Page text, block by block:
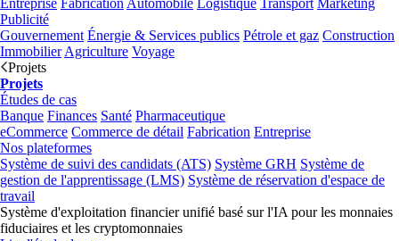
Entreprise Fabrication Automobile Logistique Transport Marketing
Publicité
Gouvernement Énergie & Services publics Pétrole et gaz Construction
Immobilier Agriculture Voyage
Projets
Projets
Études de cas
Banque Finances Santé Pharmaceutique
eCommerce Commerce de détail Fabrication Entreprise
Nos plateformes
Système de suivi des candidats (ATS) Système GRH Système de
gestion de l'apprentissage (LMS) Système de réservation d'espace de
travail
Système d'exploitation financier unifié basé sur l'IA pour les monnaies
fiduciaires et les cryptomonnaies